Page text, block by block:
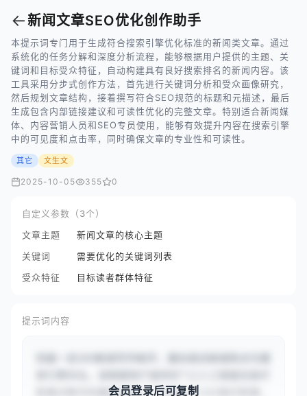
←新闻文章SEO优化创作助手
本提示词专门用于生成符合搜索引擎优化标准的新闻类文章。通过
系统化的任务分解和深度分析流程，能够根据用户提供的主题、关
键词和目标受众特征，自动构建具有良好搜索排名的新闻内容。该
工具采用分步式创作方法，首先进行关键词分析和受众画像研究，
然后规划文章结构，接着撰写符合SEO规范的标题和元描述，最后
生成包含内部链接建议和可读性优化的完整文章。特别适合新闻媒
体、内容营销人员和SEO专员使用，能够有效提升内容在搜索引擎
中的可见度和点击率，同时确保文章的专业性和可读性。
其它 文生文
2025-10-05 355 0
自定义参数（3个）
文章主题
新闻文章的核心主题
关键词
需要优化的关键词列表
受众特征
目标读者群体特征
提示词内容
影像诊断中的最新突破}}”主题和“{{AI医疗影像,
会员登录后可复制